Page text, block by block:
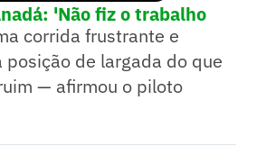
'Não fiz o trabalho
corrida frustrante e
de largada do que
— afirmou o piloto